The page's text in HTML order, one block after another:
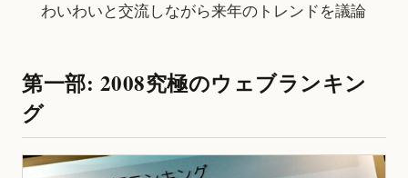
わいわいと交流しながら来年のトレンドを議論
第一部: 2008究極のウェブランキン
グ